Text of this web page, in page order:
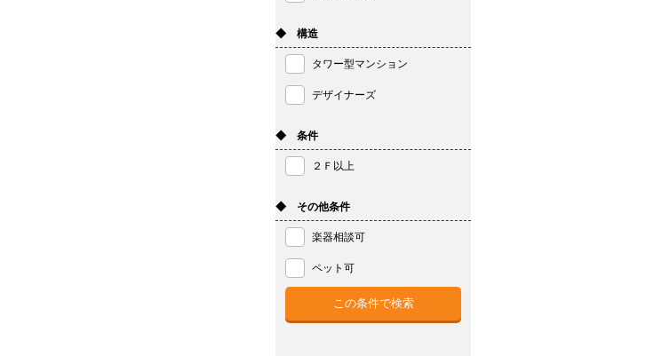
◆ 構造
タワー型マンション
デザイナーズ
◆ 条件
２Ｆ以上
◆ その他条件
楽器相談可
ペット可